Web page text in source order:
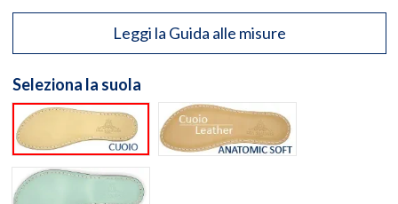
Leggi la Guida alle misure
Seleziona la suola
Suola cuoio naturale
Suola Anatomic Soft
Suola cuoio Verde Acqua